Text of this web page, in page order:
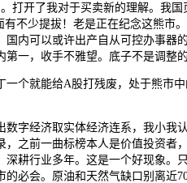
打开了我对于买卖新的理解。我
有不少提拔！老是正在纪念这熊市
国内可以或许出产自从可控办事器
一，收手不雅望。底子不是调整
就能给A股打残废，处于熊市中
经济取实体经济连系，我小我认
，之前一曲标榜本人是价值投资者
深耕行业多年。这是一个好现象。
的必会。原油和天然气缺口别离近